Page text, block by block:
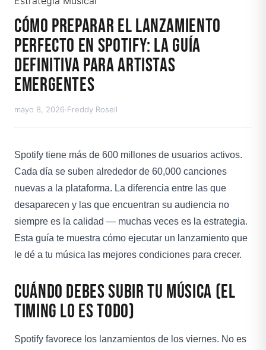
Cómo Preparar el Lanzamiento
Perfecto en Spotify: La Guía
Definitiva para Artistas
Emergentes
mayo 8, 2026·Freddy Rosell
Spotify tiene más de 600 millones de usuarios activos.
Cada día se suben alrededor de 60,000 canciones
nuevas a la plataforma. La diferencia entre las que
desaparecen y las que encuentran su audiencia no
siempre es la calidad — muchas veces es la estrategia.
Esta guía te muestra cómo ejecutar un lanzamiento que
le dé a tu música las mejores condiciones para crecer.
Cuándo Debes Subir Tu Música (el
timing lo es todo)
Spotify favorece los lanzamientos de los viernes. No es